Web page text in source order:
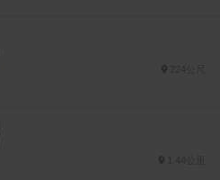
724公尺
1.44公里